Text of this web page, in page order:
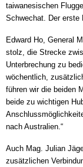
taiwanesischen
Schwechat. Der erste
Edward Ho, General
stolz, die Strecke
Unterbrechung zu
wöchentlich,
führen wir die beiden
beide zu wichtigen
nach Australien.“
Auch Mag. Julian
zusätzlichen